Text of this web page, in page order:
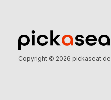
Copyright © 2026 pickaseat.de